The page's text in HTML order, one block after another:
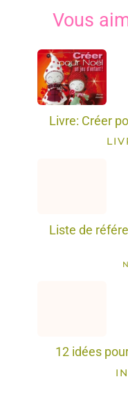
Vous
Livre: Créer
Liste de
12 idées